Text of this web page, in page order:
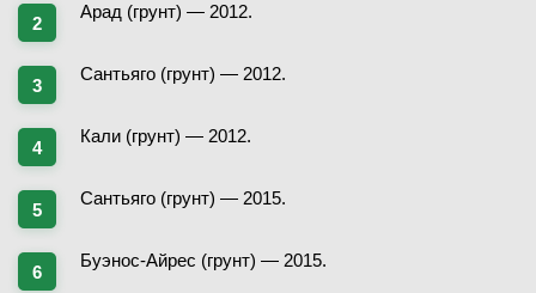
Арад (грунт) — 2012.
Сантьяго (грунт) — 2012.
Кали (грунт) — 2012.
Сантьяго (грунт) — 2015.
Буэнос-Айрес (грунт) — 2015.